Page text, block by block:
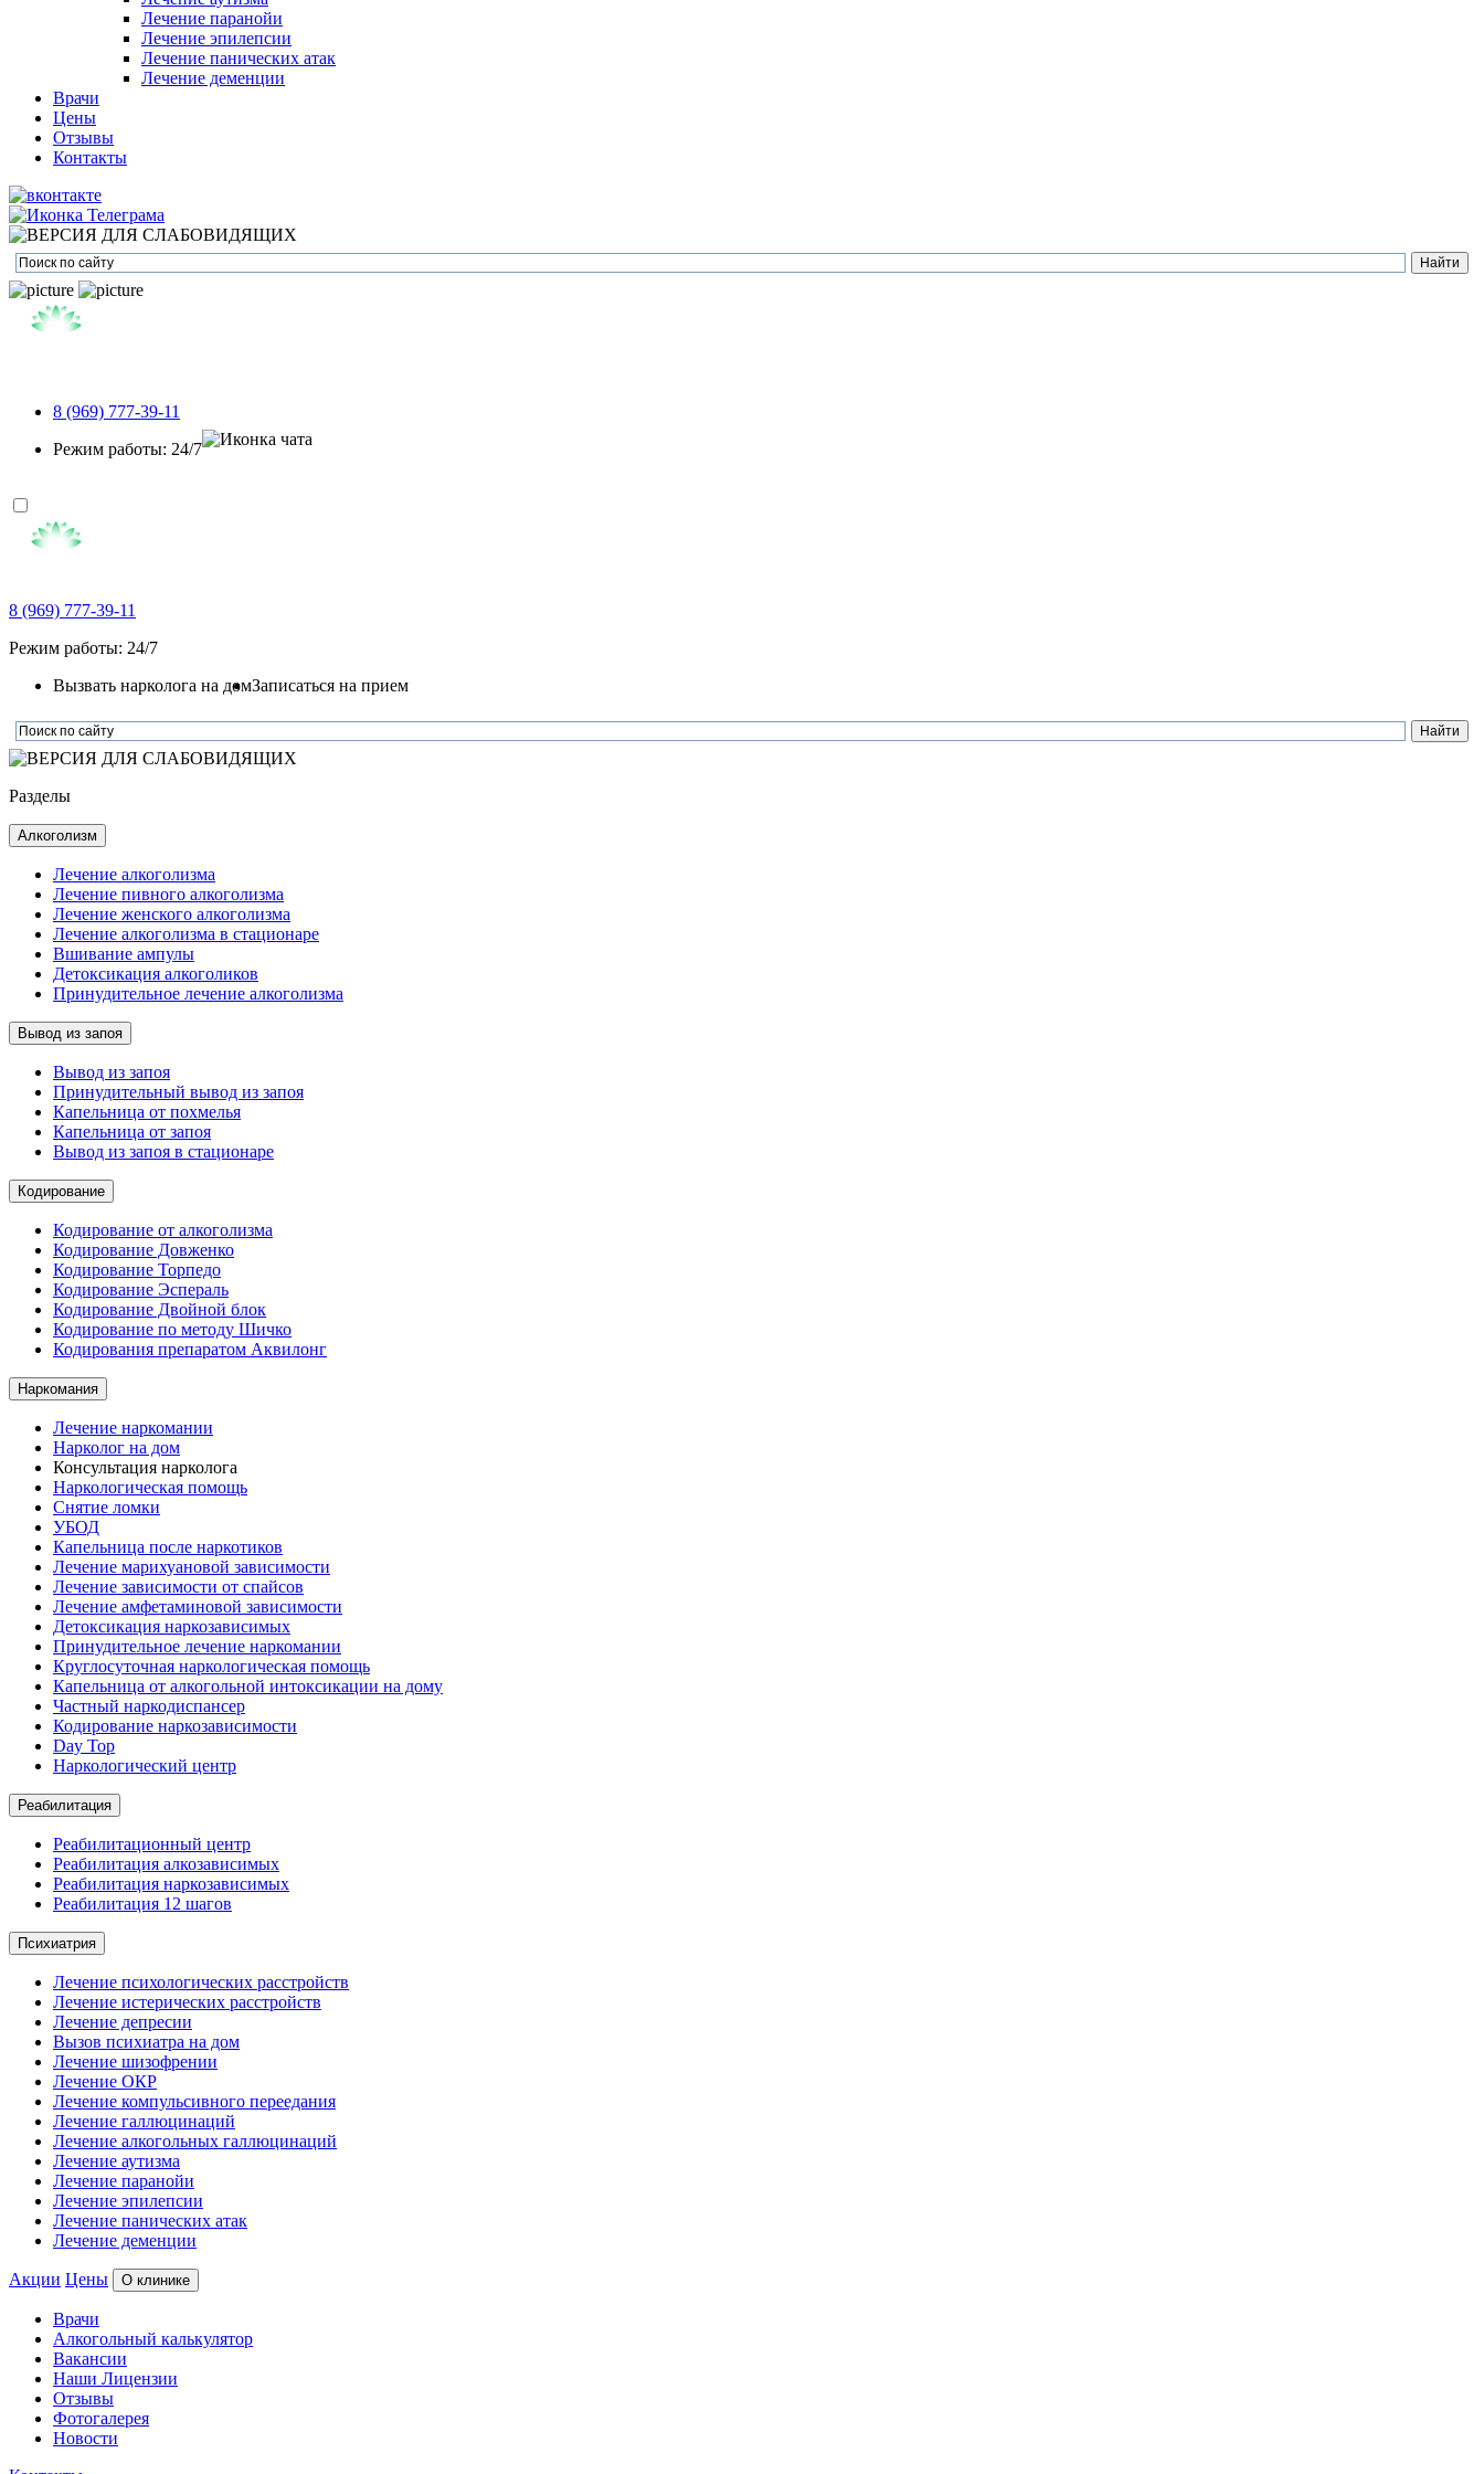
Лечение паранойи
Лечение эпилепсии
Лечение панических атак
Лечение деменции
Врачи
Цены
Отзывы
Контакты
8 (969) 777-39-11
Режим работы: 24/7
8 (969) 777-39-11
Режим работы: 24/7
Вызвать нарколога на домЗаписаться на прием
Разделы
Алкоголизм
Лечение алкоголизма
Лечение пивного алкоголизма
Лечение женского алкоголизма
Лечение алкоголизма в стационаре
Вшивание ампулы
Детоксикация алкоголиков
Принудительное лечение алкоголизма
Вывод из запоя
Вывод из запоя
Принудительный вывод из запоя
Капельница от похмелья
Капельница от запоя
Вывод из запоя в стационаре
Кодирование
Кодирование от алкоголизма
Кодирование Довженко
Кодирование Торпедо
Кодирование Эспераль
Кодирование Двойной блок
Кодирование по методу Шичко
Кодирования препаратом Аквилонг
Наркомания
Лечение наркомании
Нарколог на дом
Консультация нарколога
Наркологическая помощь
Снятие ломки
УБОД
Капельница после наркотиков
Лечение марихуановой зависимости
Лечение зависимости от спайсов
Лечение амфетаминовой зависимости
Детоксикация наркозависимых
Принудительное лечение наркомании
Круглосуточная наркологическая помощь
Капельница от алкогольной интоксикации на дому
Частный наркодиспансер
Кодирование наркозависимости
Day Top
Наркологический центр
Реабилитация
Реабилитационный центр
Реабилитация алкозависимых
Реабилитация наркозависимых
Реабилитация 12 шагов
Психиатрия
Лечение психологических расстройств
Лечение истерических расстройств
Лечение депресии
Вызов психиатра на дом
Лечение шизофрении
Лечение ОКР
Лечение компульсивного переедания
Лечение галлюцинаций
Лечение алкогольных галлюцинаций
Лечение аутизма
Лечение паранойи
Лечение эпилепсии
Лечение панических атак
Лечение деменции
Акции Цены О клинике
Врачи
Алкогольный калькулятор
Вакансии
Наши Лицензии
Отзывы
Фотогалерея
Новости